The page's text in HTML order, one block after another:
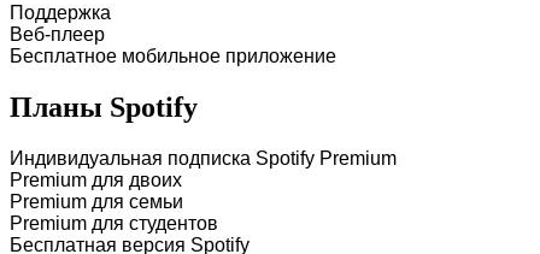
Поддержка
Веб-плеер
Бесплатное мобильное приложение
Планы Spotify
Индивидуальная подписка Spotify Premium
Premium для двоих
Premium для семьи
Premium для студентов
Бесплатная версия Spotify